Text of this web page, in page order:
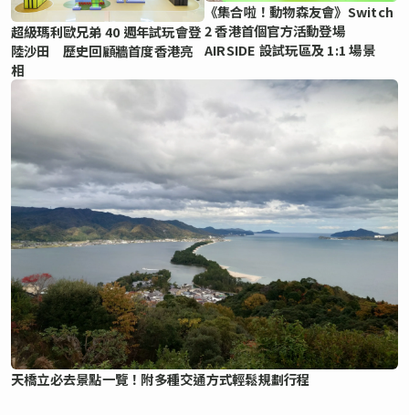
超級瑪利歐兄弟 40 週年試玩會登
陸沙田 歷史回顧牆首度香港亮
相
《集合啦！動物森友會》Switch
2 香港首個官方活動登場
AIRSIDE 設試玩區及 1:1 場景
天橋立必去景點一覽！附多種交通方式輕鬆規劃行程